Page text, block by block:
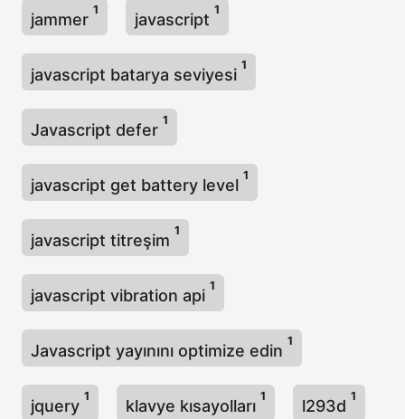
jammer
1
javascript
1
javascript batarya seviyesi
1
Javascript defer
1
javascript get battery level
1
javascript titreşim
1
javascript vibration api
1
Javascript yayınını optimize edin
1
jquery
1
klavye kısayolları
1
l293d
1